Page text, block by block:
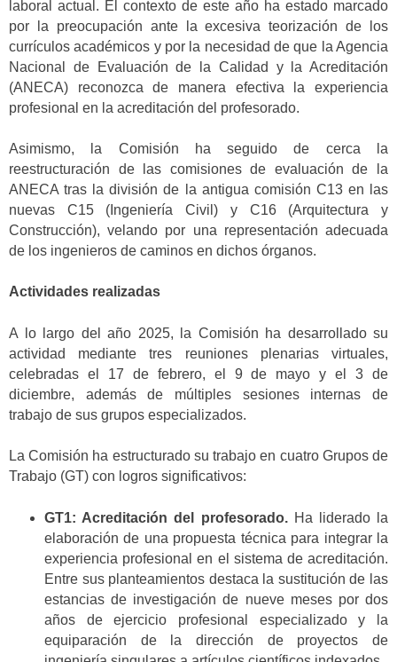
laboral actual. El contexto de este año ha estado marcado
por la preocupación ante la excesiva teorización de los
currículos académicos y por la necesidad de que la Agencia
Nacional de Evaluación de la Calidad y la Acreditación
(ANECA) reconozca de manera efectiva la experiencia
profesional en la acreditación del profesorado.
Asimismo, la Comisión ha seguido de cerca la
reestructuración de las comisiones de evaluación de la
ANECA tras la división de la antigua comisión C13 en las
nuevas C15 (Ingeniería Civil) y C16 (Arquitectura y
Construcción), velando por una representación adecuada
de los ingenieros de caminos en dichos órganos.
Actividades realizadas
A lo largo del año 2025, la Comisión ha desarrollado su
actividad mediante tres reuniones plenarias virtuales,
celebradas el 17 de febrero, el 9 de mayo y el 3 de
diciembre, además de múltiples sesiones internas de
trabajo de sus grupos especializados.
La Comisión ha estructurado su trabajo en cuatro Grupos de
Trabajo (GT) con logros significativos:
GT1: Acreditación del profesorado.Ha liderado la
elaboración de una propuesta técnica para integrar la
experiencia profesional en el sistema de acreditación.
Entre sus planteamientos destaca la sustitución de las
estancias de investigación de nueve meses por dos
años de ejercicio profesional especializado y la
equiparación de la dirección de proyectos de